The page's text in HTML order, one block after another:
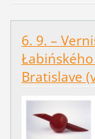
6. 9. –
Łabińského
Bratislave